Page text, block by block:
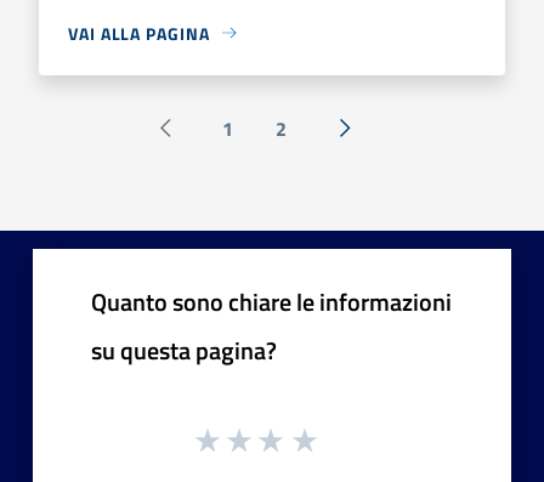
VAI ALLA PAGINA
Pagina precedente
1 2 Successiva »
Quanto sono chiare le informazioni
su questa pagina?